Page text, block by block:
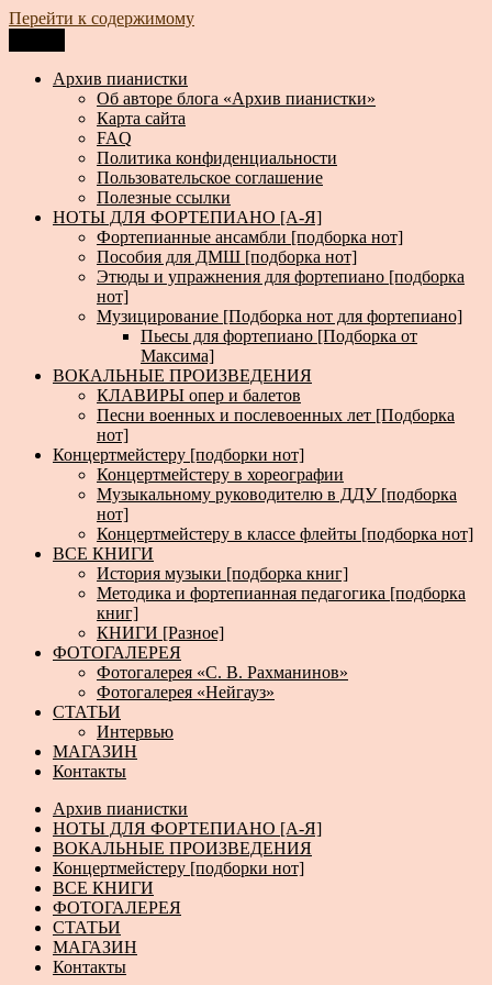
Перейти к содержимому
Архив пианистки
Всё для пианистов: ноты, книги, музыка, статьи…
Архив пианистки
Об авторе блога «Архив пианистки»
Карта сайта
FAQ
Политика конфиденциальности
Пользовательское соглашение
Полезные ссылки
НОТЫ ДЛЯ ФОРТЕПИАНО [А-Я]
Фортепианные ансамбли [подборка нот]
Пособия для ДМШ [подборка нот]
Этюды и упражнения для фортепиано [подборка
нот]
Музицирование [Подборка нот для фортепиано]
Пьесы для фортепиано [Подборка от
Максима]
ВОКАЛЬНЫЕ ПРОИЗВЕДЕНИЯ
КЛАВИРЫ опер и балетов
Песни военных и послевоенных лет [Подборка
нот]
Концертмейстеру [подборки нот]
Концертмейстеру в хореографии
Музыкальному руководителю в ДДУ [подборка
нот]
Концертмейстеру в классе флейты [подборка нот]
ВСЕ КНИГИ
История музыки [подборка книг]
Методика и фортепианная педагогика [подборка
книг]
КНИГИ [Разное]
ФОТОГАЛЕРЕЯ
Фотогалерея «С. В. Рахманинов»
Фотогалерея «Нейгауз»
СТАТЬИ
Интервью
МАГАЗИН
Контакты
Архив пианистки
НОТЫ ДЛЯ ФОРТЕПИАНО [А-Я]
ВОКАЛЬНЫЕ ПРОИЗВЕДЕНИЯ
Концертмейстеру [подборки нот]
ВСЕ КНИГИ
ФОТОГАЛЕРЕЯ
СТАТЬИ
МАГАЗИН
Контакты